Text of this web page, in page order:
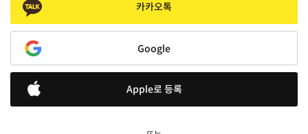
카카오톡
Google
Apple로 등록